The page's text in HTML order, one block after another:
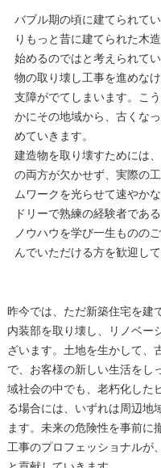
バブル期の頃に建てられて
りもっと昔に建てられた木
始めるのではと考えられて
物の取り壊し工事を進めな
支障がでてしまいます。こ
かにその地域から、古くな
めていきます。
建造物を取り壊すためには
の両方が欠かせず、実際の
ムワークを光らせて速やか
ドリーで熟練の経験者であ
ノウハウを学び一生ものの
んでいただける方を歓迎して
昨今では、ただ新築住宅を建
内装部を取り壊し、リノベー
ざいます。土地を生かして、
で、お客様の新しい生活をし
域社会の中でも、老朽化した
る場合には、いずれは周辺地
ます。未来の危険性を事前に
工事のプロフェッショナルが